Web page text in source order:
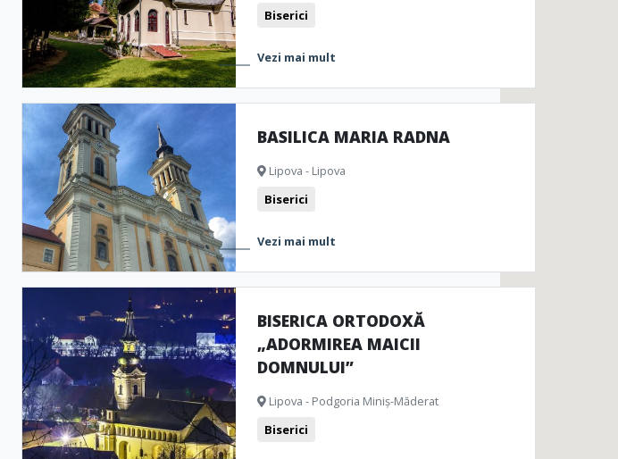
Biserici
Vezi mai mult
BASILICA MARIA RADNA
Lipova - Lipova
Biserici
Vezi mai mult
BISERICA ORTODOXĂ
„ADORMIREA MAICII
DOMNULUI”
Lipova - Podgoria Miniș-Măderat
Biserici